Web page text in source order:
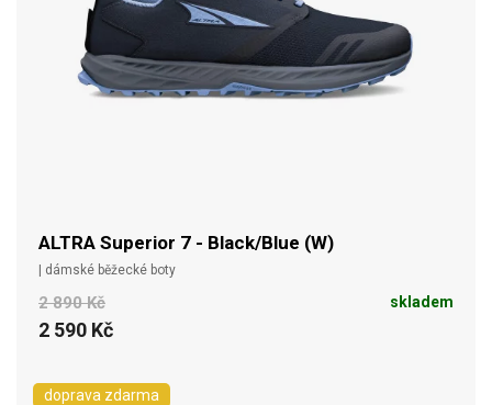
ALTRA Superior 7 - Black/Blue (W)
| dámské běžecké boty
2 890 Kč
2 590 Kč
skladem
doprava zdarma